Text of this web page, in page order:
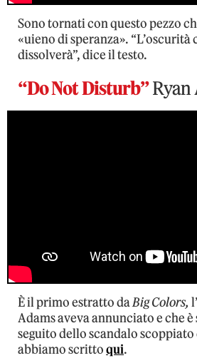
Sono tornati con questo pezzo
«uieno di speranza». “L’oscurità
dissolverà”, dice il testo.
“Do Not Disturb”Ryan
È il primo estratto daBig Colors,
Adams aveva annunciato e che
seguito dello scandalo
abbiamo scrittoqui.